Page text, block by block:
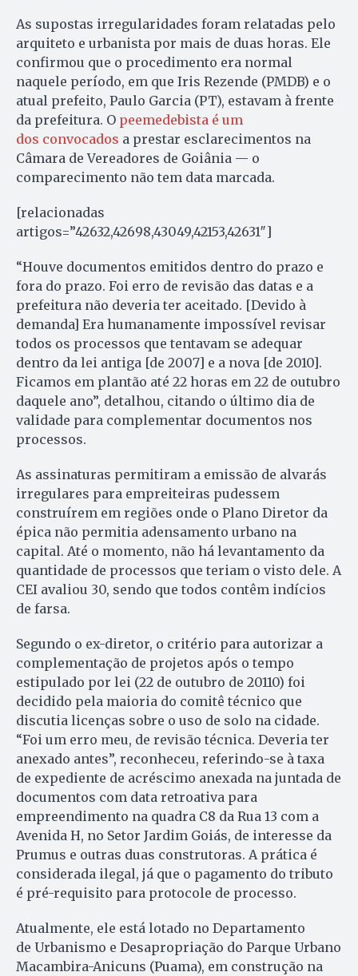
As supostas irregularidades foram relatadas pelo
arquiteto e urbanista por mais de duas horas. Ele
confirmou que o procedimento era normal
naquele período, em que Iris Rezende (PMDB) e o
atual prefeito, Paulo Garcia (PT), estavam à frente
da prefeitura. O peemedebista é um
dos convocados a prestar esclarecimentos na
Câmara de Vereadores de Goiânia — o
comparecimento não tem data marcada.
[relacionadas
artigos=”42632,42698,43049,42153,42631″]
“Houve documentos emitidos dentro do prazo e
fora do prazo. Foi erro de revisão das datas e a
prefeitura não deveria ter aceitado. [Devido à
demanda] Era humanamente impossível revisar
todos os processos que tentavam se adequar
dentro da lei antiga [de 2007] e a nova [de 2010].
Ficamos em plantão até 22 horas em 22 de outubro
daquele ano”, detalhou, citando o último dia de
validade para complementar documentos nos
processos.
As assinaturas permitiram a emissão de alvarás
irregulares para empreiteiras pudessem
construírem em regiões onde o Plano Diretor da
épica não permitia adensamento urbano na
capital. Até o momento, não há levantamento da
quantidade de processos que teriam o visto dele. A
CEI avaliou 30, sendo que todos contêm indícios
de farsa.
Segundo o ex-diretor, o critério para autorizar a
complementação de projetos após o tempo
estipulado por lei (22 de outubro de 20110) foi
decidido pela maioria do comitê técnico que
discutia licenças sobre o uso de solo na cidade.
“Foi um erro meu, de revisão técnica. Deveria ter
anexado antes”, reconheceu, referindo-se à taxa
de expediente de acréscimo anexada na juntada de
documentos com data retroativa para
empreendimento na quadra C8 da Rua 13 com a
Avenida H, no Setor Jardim Goiás, de interesse da
Prumus e outras duas construtoras. A prática é
considerada ilegal, já que o pagamento do tributo
é pré-requisito para protocole de processo.
Atualmente, ele está lotado no Departamento
de Urbanismo e Desapropriação do Parque Urbano
Macambira-Anicuns (Puama), em construção na